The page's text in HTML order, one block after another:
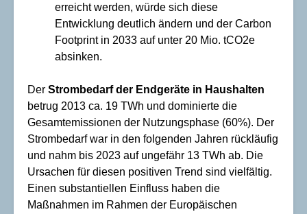
erreicht werden, würde sich diese
Entwicklung deutlich ändern und der Carbon
Footprint in 2033 auf unter 20 Mio. tCO2e
absinken.
Der Strombedarf der Endgeräte in Haushalten
betrug 2013 ca. 19 TWh und dominierte die
Gesamtemissionen der Nutzungsphase (60%). Der
Strombedarf war in den folgenden Jahren rückläufig
und nahm bis 2023 auf ungefähr 13 TWh ab. Die
Ursachen für diesen positiven Trend sind vielfältig.
Einen substantiellen Einfluss haben die
Maßnahmen im Rahmen der Europäischen